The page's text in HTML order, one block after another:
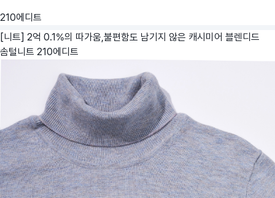
210에디트
[니트] 2억 0.1%의 따가움,불편함도 남기지 않은 캐시미어 블렌디드
솜털니트 210에디트